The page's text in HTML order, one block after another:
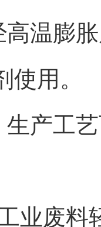
温膨胀
使用。
产工艺
废料